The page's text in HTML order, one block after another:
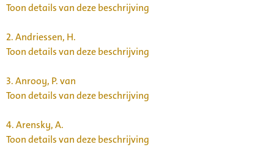
Toon details van deze beschrijving
2.Andriessen, H.
Toon details van deze beschrijving
3.Anrooy, P. van
Toon details van deze beschrijving
4.Arensky, A.
Toon details van deze beschrijving